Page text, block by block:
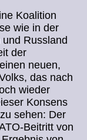
Koalition
wie in der
Russland
der
neuen,
das nach
wieder
Konsens
sehen: Der
Beitritt von